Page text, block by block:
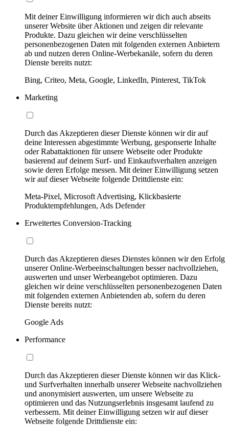
Mit deiner Einwilligung informieren wir dich auch abseits
unserer Website über Aktionen und zeigen dir relevante
Produkte. Dazu gleichen wir deine verschlüsselten
personenbezogenen Daten mit folgenden externen Anbietern
ab und nutzen deren Online-Werbekanäle, sofern du deren
Dienste bereits nutzt:
Bing, Criteo, Meta, Google, LinkedIn, Pinterest, TikTok
Marketing
Durch das Akzeptieren dieser Dienste können wir dir auf
deine Interessen abgestimmte Werbung, gesponserte Inhalte
oder Rabattaktionen für unsere Webseite oder Produkte
basierend auf deinem Surf- und Einkaufsverhalten anzeigen
sowie deren Erfolge messen. Mit deiner Einwilligung setzen
wir auf dieser Webseite folgende Drittdienste ein:
Meta-Pixel, Microsoft Advertising, Klickbasierte
Produktempfehlungen, Ads Defender
Erweitertes Conversion-Tracking
Durch das Akzeptieren dieses Dienstes können wir den Erfolg
unserer Online-Werbeeinschaltungen besser nachvollziehen,
auswerten und unser Werbeangebot optimieren. Dazu
gleichen wir deine verschlüsselten personenbezogenen Daten
mit folgenden externen Anbietenden ab, sofern du deren
Dienste bereits nutzt:
Google Ads
Performance
Durch das Akzeptieren dieser Dienste können wir das Klick-
und Surfverhalten innerhalb unserer Webseite nachvollziehen
und anonymisiert auswerten, um unsere Webseite zu
optimieren und das Nutzungserlebnis insgesamt laufend zu
verbessern. Mit deiner Einwilligung setzen wir auf dieser
Webseite folgende Drittdienste ein: